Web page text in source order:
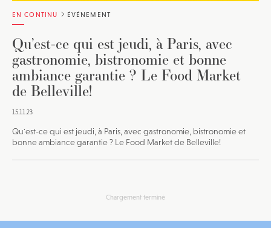
EN CONTINU ÉVÉNEMENT
Qu’est-ce qui est jeudi, à Paris, avec
gastronomie, bistronomie et bonne
ambiance garantie ? Le Food Market
de Belleville!
15.11.23
Qu'est-ce qui est jeudi, à Paris, avec gastronomie, bistronomie et
bonne ambiance garantie ? Le Food Market de Belleville!
Chargement terminé